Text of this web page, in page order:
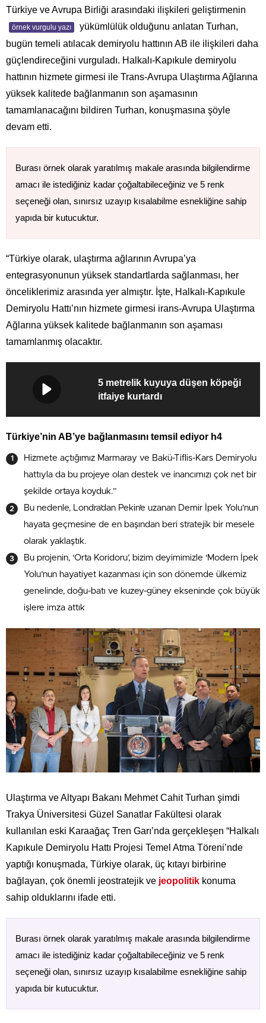
Türkiye ve Avrupa Birliği arasındaki ilişkileri geliştirmenin
örnek vurgulu yazı
yükümlülük olduğunu anlatan Turhan,
bugün temeli atılacak demiryolu hattının AB ile ilişkileri daha
güçlendireceğini vurguladı. Halkalı-Kapıkule demiryolu
hattının hizmete girmesi ile Trans-Avrupa Ulaştırma Ağlarına
yüksek kalitede bağlanmanın son aşamasının
tamamlanacağını bildiren Turhan, konuşmasına şöyle
devam etti.
Burası örnek olarak yaratılmış makale arasında bilgilendirme
amacı ile istediğiniz kadar çoğaltabileceğiniz ve 5 renk
seçeneği olan, sınırsız uzayıp kısalabilme esnekliğine sahip
yapıda bir kutucuktur.
“Türkiye olarak, ulaştırma ağlarının Avrupa’ya
entegrasyonunun yüksek standartlarda sağlanması, her
önceliklerimiz arasında yer almıştır. İşte, Halkalı-Kapıkule
Demiryolu Hattı’nın hizmete girmesi irans-Avrupa Ulaştırma
Ağlarına yüksek kalitede bağlanmanın son aşaması
tamamlanmış olacaktır.
5 metrelik kuyuya düşen köpeği
itfaiye kurtardı
Türkiye’nin AB’ye bağlanmasını temsil ediyor h4
Hizmete açtığımız Marmaray ve Bakü-Tiflis-Kars Demiryolu
hattıyla da bu projeye olan destek ve inancımızı çok net bir
şekilde ortaya koyduk.”
Bu nedenle, Londra’dan Pekin’e uzanan Demir İpek Yolu’nun
hayata geçmesine de en başından beri stratejik bir mesele
olarak yaklaştık.
Bu projenin, ‘Orta Koridoru’, bizim deyimimizle ‘Modern İpek
Yolu’nun hayatiyet kazanması için son dönemde ülkemiz
genelinde, doğu-batı ve kuzey-güney ekseninde çok büyük
işlere imza attık
Ulaştırma ve Altyapı Bakanı Mehmet Cahit Turhan şimdi
Trakya Üniversitesi Güzel Sanatlar Fakültesi olarak
kullanılan eski Karaağaç Tren Garı’nda gerçekleşen “Halkalı
Kapıkule Demiryolu Hattı Projesi Temel Atma Töreni’nde
yaptığı konuşmada, Türkiye olarak, üç kıtayı birbirine
bağlayan, çok önemli jeostratejik ve jeopolitik konuma
sahip olduklarını ifade etti.
Burası örnek olarak yaratılmış makale arasında bilgilendirme
amacı ile istediğiniz kadar çoğaltabileceğiniz ve 5 renk
seçeneği olan, sınırsız uzayıp kısalabilme esnekliğine sahip
yapıda bir kutucuktur.